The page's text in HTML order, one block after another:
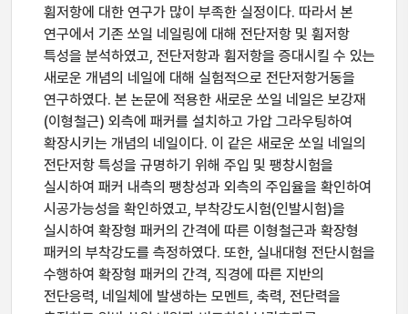
휨저항에 대한 연구가 많이 부족한 실정이다. 따라서 본
연구에서 기존 쏘일 네일링에 대해 전단저항 및 휨저항
특성을 분석하였고, 전단저항과 휨저항을 증대시킬 수 있는
새로운 개념의 네일에 대해 실험적으로 전단저항거동을
연구하였다. 본 논문에 적용한 새로운 쏘일 네일은 보강재
(이형철근) 외측에 패커를 설치하고 가압 그라우팅하여
확장시키는 개념의 네일이다. 이 같은 새로운 쏘일 네일의
전단저항 특성을 규명하기 위해 주입 및 팽창시험을
실시하여 패커 내측의 팽창성과 외측의 주입율을 확인하여
시공가능성을 확인하였고, 부착강도시험(인발시험)을
실시하여 확장형 패커의 간격에 따른 이형철근과 확장형
패커의 부착강도를 측정하였다. 또한, 실내대형 전단시험을
수행하여 확장형 패커의 간격, 직경에 따른 지반의
전단응력, 네일체에 발생하는 모멘트, 축력, 전단력을